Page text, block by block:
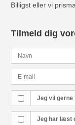
Billigst eller vi
Tilmeld dig
Jeg vil
Jeg har læst